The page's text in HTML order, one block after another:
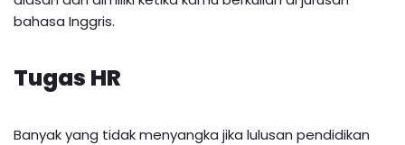
bahasa Inggris.
Tugas HR
Banyak yang tidak menyangka jika lulusan pendidikan